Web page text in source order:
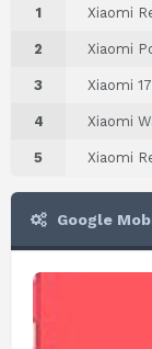
1 Xiaomi
2 Xiaomi
3 Xiaomi
4 Xiaomi
5 Xiaomi
Google